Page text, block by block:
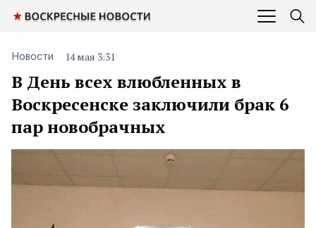
В День всех влюбленных в
Воскресенске заключили брак 6
пар новобрачных
Новости 14 мая 3:31